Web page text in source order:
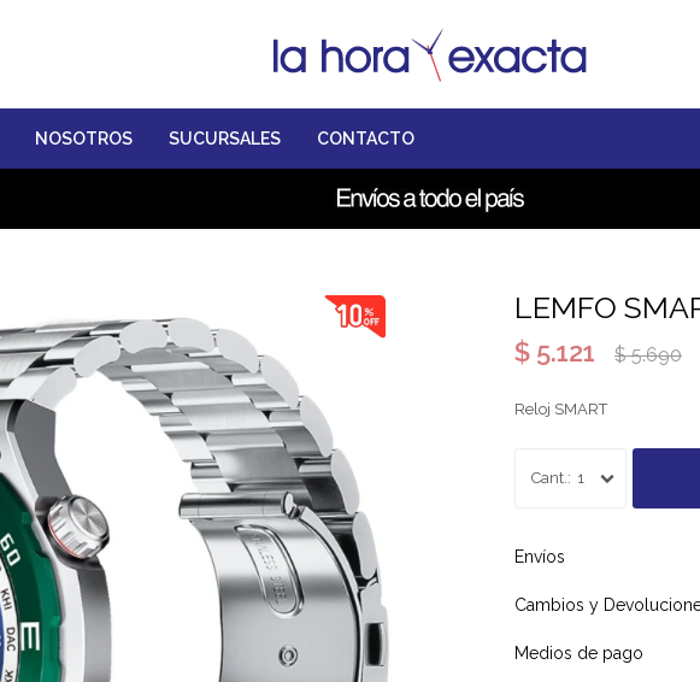
NOSOTROS SUCURSALES CONTACTO
LEMFO
$ 5.121 $ 5.690
Reloj SMART
1
Envíos
Cambios y
Medios de pago